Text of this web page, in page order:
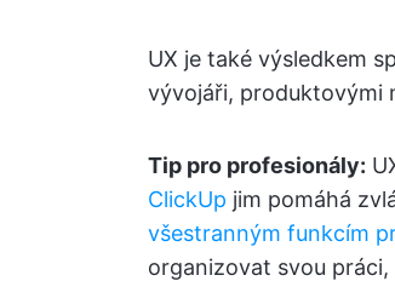
UX je také výsledkem
vývojáři, produktovými
Tip pro profesionály:
ClickUp jim pomáhá
všestranným funkcím
organizovat svou